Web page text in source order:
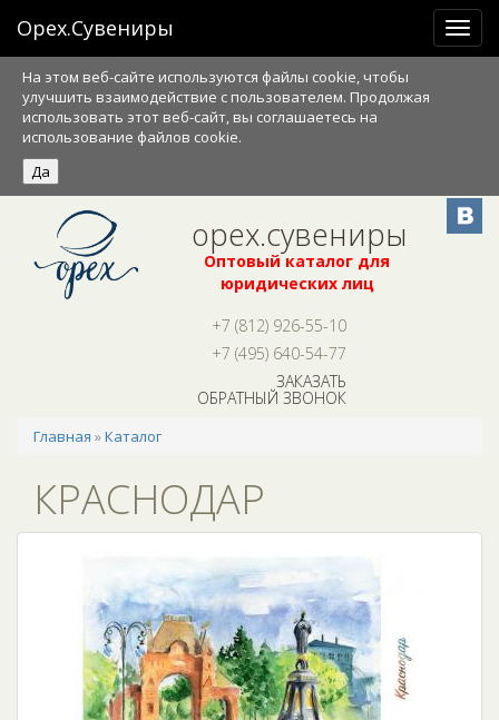
Перейти к основному содержанию
На этом веб-сайте используются файлы cookie, чтобы
улучшить взаимодействие с пользователем. Продолжая
использовать этот веб-сайт, вы соглашаетесь на
использование файлов cookie.
Орех.Сувениры
орех.сувениры
Оптовый каталог для
юридических лиц
+7 (812) 926-55-10
+7 (495) 640-54-77
ЗАКАЗАТЬ
ОБРАТНЫЙ ЗВОНОК
Главная »Каталог
КРАСНОДАР